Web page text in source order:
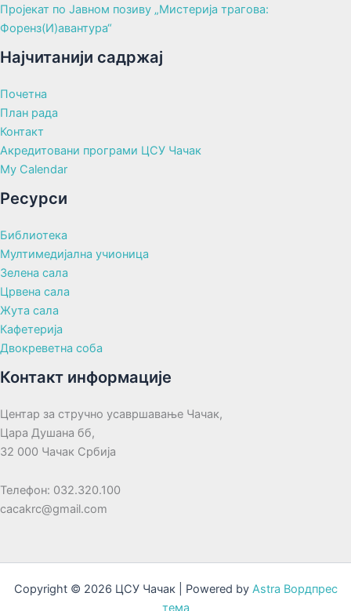
Пројекат по Јавном позиву „Мистерија трагова:
Форенз(И)авантура“
Најчитанији садржај
Почетна
План рада
Контакт
Акредитовани програми ЦСУ Чачак
My Calendar
Ресурси
Библиотека
Мултимедијална учионица
Зелена сала
Црвена сала
Жута сала
Кафетерија
Двокреветна соба
Контакт информације
Центар за стручно усавршавање Чачак,
Цара Душана бб,
32 000 Чачак Србија
Телефон: 032.320.100
cacakrc@gmail.com
Copyright © 2026 ЦСУ Чачак | Powered by Astra Вордпрес
тема